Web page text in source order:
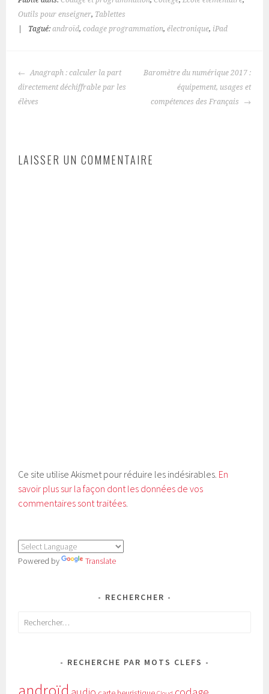
Outils pour enseigner, Tablettes
Tagué:androïd,codage programmation,électronique, iPad
NAVIGATION
DES
ARTICLES
Anagraph : calculer la part
directement déchiffrable par les
élèves
Baromètre du numérique 2017 :
équipement, usages et
compétences des Français
LAISSER UN COMMENTAIRE
Ce site utilise Akismet pour réduire les indésirables. En
savoir plus sur la façon dont les données de vos
commentaires sont traitées
Powered by Translate
RECHERCHER
Rechercher :
RECHERCHE PAR MOTS CLEFS